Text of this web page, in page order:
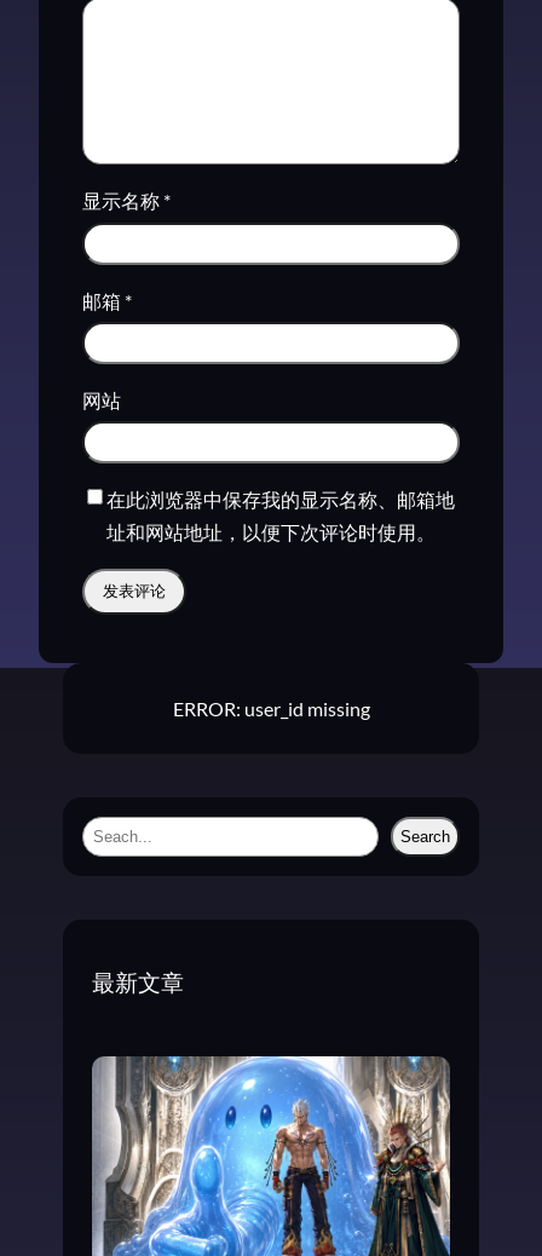
显示名称 *
邮箱 *
网站
在此浏览器中保存我的显示名称、邮箱地
址和网站地址，以便下次评论时使用。
ERROR: user_id missing
S
Search
最新文章